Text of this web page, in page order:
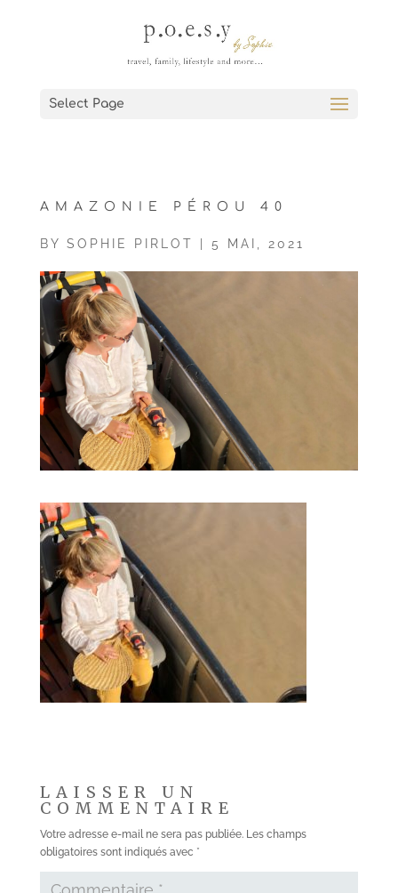
Select Page
AMAZONIE PÉROU 40
BY SOPHIE PIRLOT 5 MAI, 2021
LAISSER UN
COMMENTAIRE
Votre adresse e-mail ne sera pas publiée. Les champs
obligatoires sont indiqués avec *